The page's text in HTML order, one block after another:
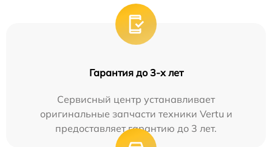
Гарантия до 3-х лет
Сервисный центр устанавливает
оригинальные запчасти техники Vertu и
предоставляет гарантию до 3 лет.